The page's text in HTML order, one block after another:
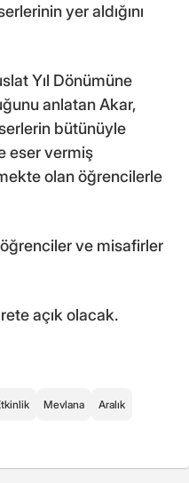
yer aldığını
Yıl Dönümüne
anlatan Akar,
bütünüyle
eser vermiş
olan öğrencilerle
öğrenciler ve misafirler
açık olacak.
Mevlana Aralık